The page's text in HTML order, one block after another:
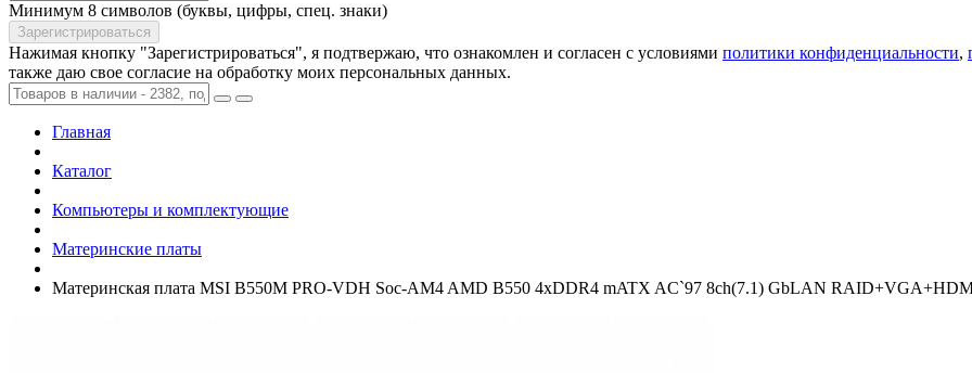
Минимум 8 символов (буквы, цифры, спец. знаки)
Нажимая кнопку "Зарегистрироваться", я подтвержаю, что ознакомлен и согласен с условиями политики конфиденциальности,
также даю свое согласие на обработку моих персональных данных.
Главная
Каталог
Компьютеры и комплектующие
Материнские платы
Материнская плата MSI B550M PRO-VDH Soc-AM4 AMD B550 4xDDR4 mATX AC`97 8ch(7.1) GbLAN